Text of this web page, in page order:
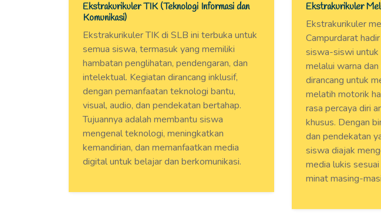
Ekstrakurikuler TIK (Teknologi Informasi dan
Komunikasi)
Ekstrakurikuler TIK di SLB ini terbuka untuk
semua siswa, termasuk yang memiliki
hambatan penglihatan, pendengaran, dan
intelektual. Kegiatan dirancang inklusif,
dengan pemanfaatan teknologi bantu,
visual, audio, dan pendekatan bertahap.
Tujuannya adalah membantu siswa
mengenal teknologi, meningkatkan
kemandirian, dan memanfaatkan media
digital untuk belajar dan berkomunikasi.
Ekstrakurikuler
Ekstrakurikuler
Campurdarat
siswa-siswi untuk
melalui warna
dirancang untuk
melatih motorik
rasa percaya diri
khusus. Dengan
dan pendekatan
siswa diajak
media lukis
minat masing-